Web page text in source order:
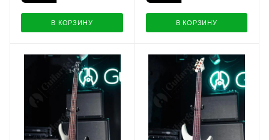
В КОРЗИНУ В КОРЗИНУ